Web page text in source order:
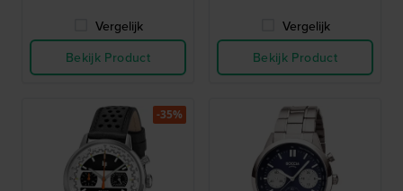
Vergelijk
Bekijk Product
Vergelijk
Bekijk Product
-35%